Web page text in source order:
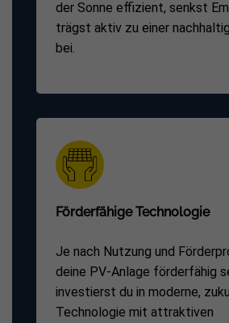
der Sonne effizient, senkst
trägst aktiv zu einer
bei.
Förderfähige Technologie
Je nach Nutzung und
deine PV-Anlage förderfähig
investierst du in moderne,
Technologie mit attraktiven